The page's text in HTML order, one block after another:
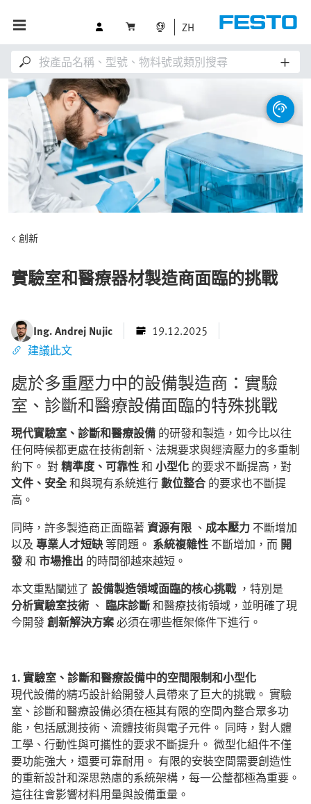
ZH
創新
實驗室和醫療器材製造商面臨的挑戰
Ing. Andrej Nujic
19.12.2025
建議此文
處於多重壓力中的設備製造商：實驗
室、診斷和醫療設備面臨的特殊挑戰
現代實驗室、診斷和醫療設備 的研發和製造，如今比以往
任何時候都更處在技術創新、法規要求與經濟壓力的多重制
約下。 對精準度、可靠性和 小型化 的要求不斷提高，對
文件、安全和與現有系統進行數位整合 的要求也不斷提
高。
同時，許多製造商正面臨著資源有限 、 成本壓力 不斷增加
以及專業人才短缺等問題。 系統複雜性 不斷增加，而 開
發和 市場推出 的時間卻越來越短。
本文重點闡述了 設備製造領域面臨的核心挑戰 ，特別是
分析實驗室技術 、 臨床診斷和醫療技術領域，並明確了現
今開發創新解決方案必須在哪些框架條件下進行。
1. 實驗室、診斷和醫療設備中的空間限制和小型化
現代設備的精巧設計給開發人員帶來了巨大的挑戰。 實驗
室、診斷和醫療設備必須在極其有限的空間內整合眾多功
能，包括感測技術、流體技術與電子元件。 同時，對人體
工學、行動性與可攜性的要求不斷提升。 微型化組件不僅
要功能強大，還要可靠耐用。 有限的安裝空間需要創造性
的重新設計和深思熟慮的系統架構，每一公釐都極為重要。
這往往會影響材料用量與設備重量。